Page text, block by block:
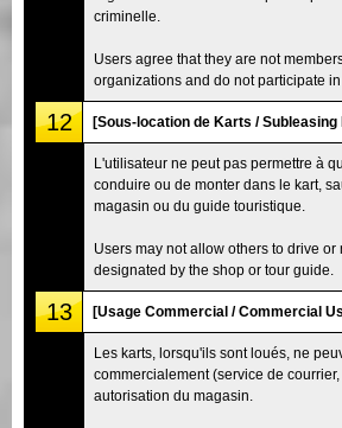
criminelle.
Users agree that they are not
organizations and do not participate
12 [Sous-location de Karts /
L'utilisateur ne peut pas permettre à
conduire ou de monter dans le kart,
magasin ou du guide touristique.
Users may not allow others to drive or
designated by the shop or tour guide.
13 [Usage Commercial / Commercial
Les karts, lorsqu'ils sont loués, ne
commercialement (service de
autorisation du magasin.